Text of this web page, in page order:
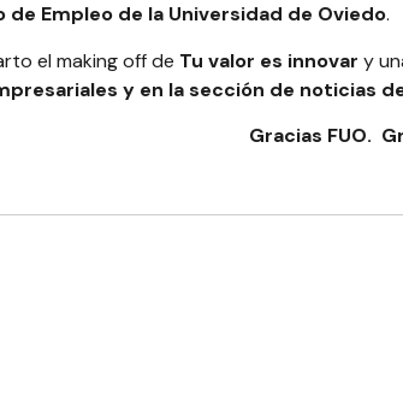
de Empleo de la Universidad de Oviedo.
el making off de Tu valor es innovar y
y en la sección de noticias
Gracias FUO.